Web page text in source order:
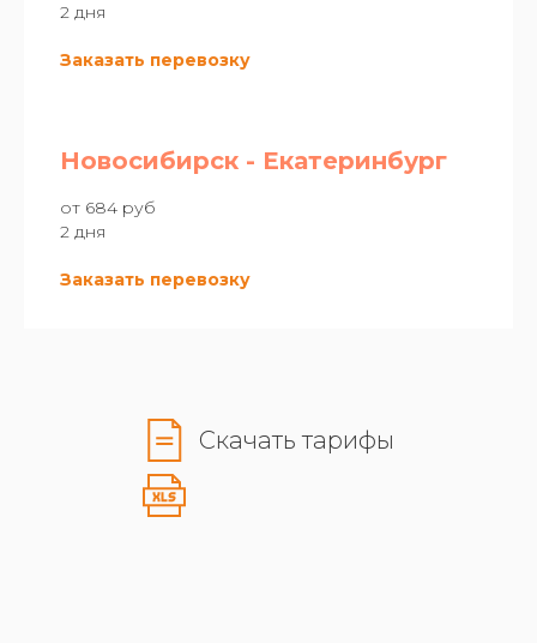
2 дня
Заказать перевозку
Новосибирск - Екатеринбург
от 684 руб
2 дня
Заказать перевозку
Скачать тарифы